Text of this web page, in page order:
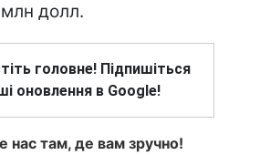
долл.
головне! Підпишіться
оновлення в Google!
нас там, де вам зручно!